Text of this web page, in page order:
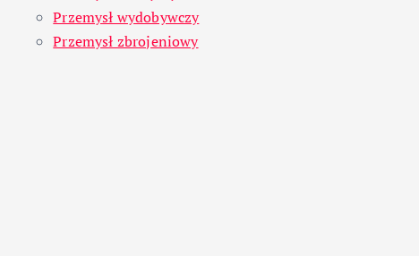
Przemysł wydobywczy
Przemysł zbrojeniowy